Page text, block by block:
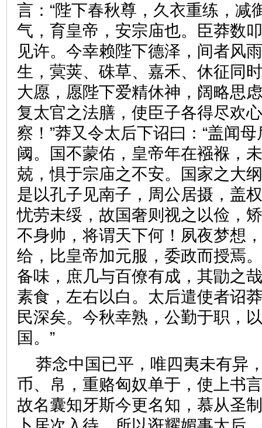
言：“陛下春秋尊，久衣重练，减
气，育皇帝，安宗庙也。臣莽数
见许。今幸赖陛下德泽，间者风
生，蓂荚、硃草、嘉禾、休征同
大愿，愿陛下爱精休神，阔略思
复太官之法膳，使臣子各得尽欢
察！”莽又令太后下诏曰：“盖闻
阈。国不蒙佑，皇帝年在襁褓，
兢，惧于宗庙之不安。国家之大
是以孔子见南子，周公居摄，盖
忧劳未绥，故国奢则视之以俭，
不身帅，将谓天下何！夙夜梦想
给，比皇帝加元服，委政而授焉
备味，庶几与百僚有成，其勖之
素食，左右以白。太后遣使者诏
民深矣。今秋幸熟，公勤于职，
国。”
莽念中国已平，唯四夷未有异
币、帛，重赂匈奴单于，使上书
故名囊知牙斯今更名知，慕从圣